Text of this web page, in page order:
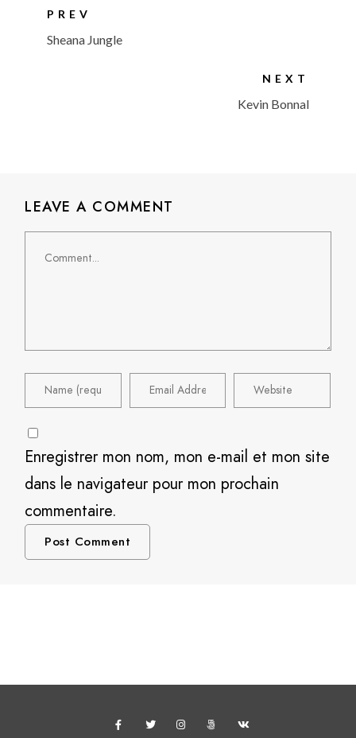
PREV
Sheana Jungle
NEXT
Kevin Bonnal
LEAVE A COMMENT
Enregistrer mon nom, mon e-mail et mon site
dans le navigateur pour mon prochain
commentaire.